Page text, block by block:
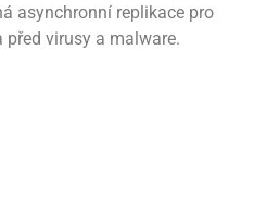
asynchronní replikace pro
před virusy a malware.